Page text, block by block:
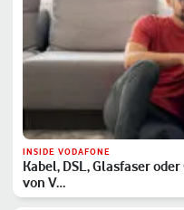
INSIDE VODAFONE
Kabel, DSL, Glasfaser
von V…